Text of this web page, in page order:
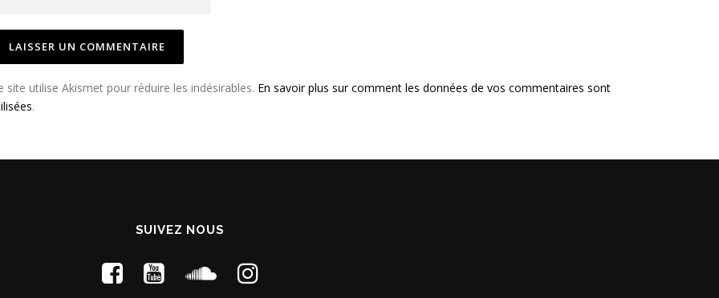
site utilise Akismet pour réduire les indésirables. En savoir plus sur comment les données de vos commentaires sont
.
SUIVEZ NOUS